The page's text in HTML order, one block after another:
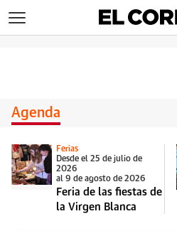
Agenda
Ferias
Desde el 25 de julio de
2026
al 9 de agosto de 2026
Feria de las fiestas de
la Virgen Blanca